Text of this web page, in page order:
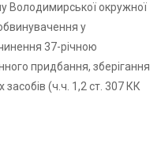
Володимирської окружної
у
37-річною
придбання, зберігання
(ч.ч. 1,2 ст. 307 КК